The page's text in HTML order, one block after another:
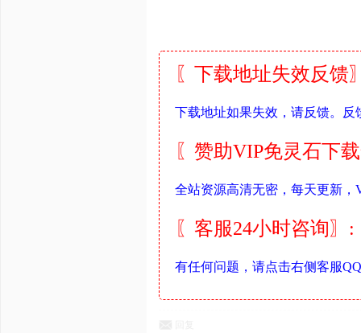
〖下载地址失效反馈
下载地址如果失效，请反馈。
〖赞助VIP免灵石下
全站资源高清无密，每天更新
〖客服24小时咨询〗:
有任何问题，请点击右侧客服